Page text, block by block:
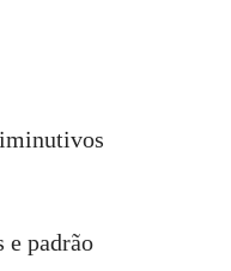
e padrão